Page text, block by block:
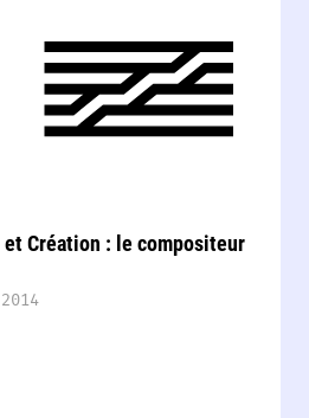
Création : le compositeur